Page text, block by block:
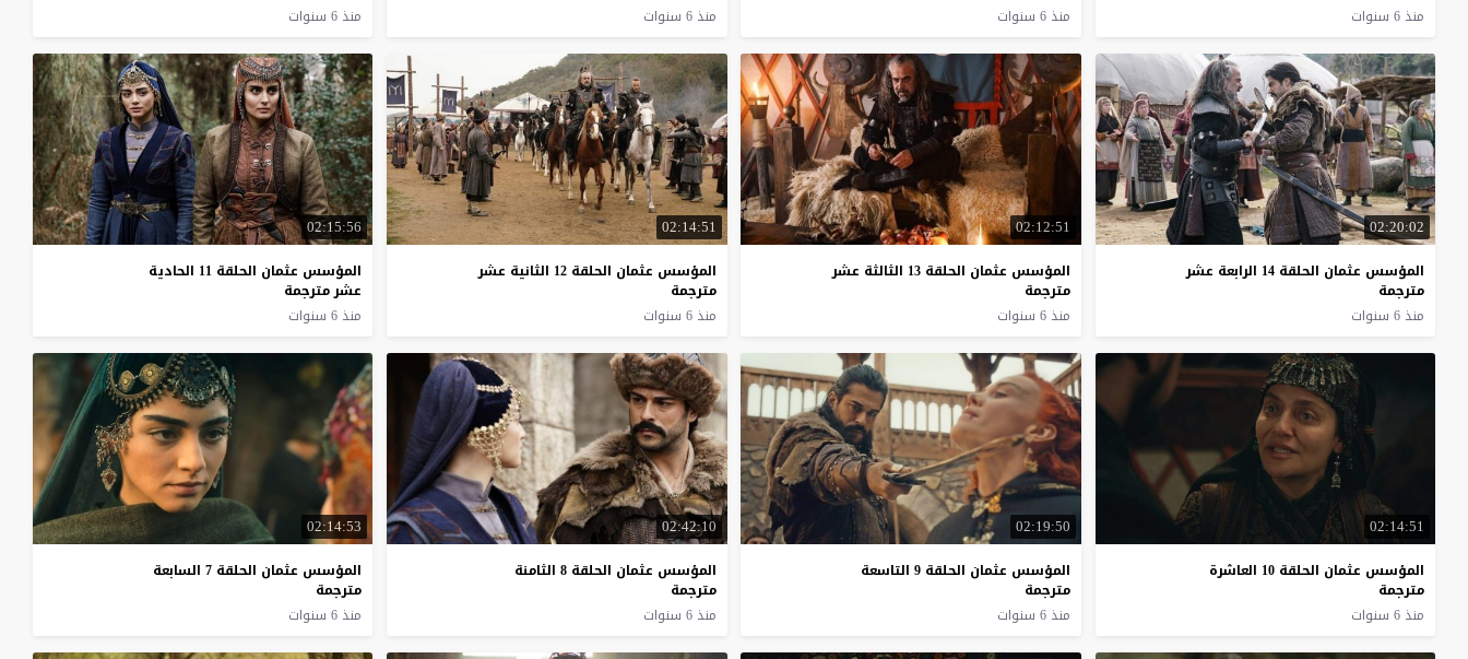
منذ 6 سنوات
منذ 6 سنوات
منذ 6 سنوات
منذ 6 سنوات
02:20:02
المؤسس عثمان الحلقة 14 الرابعة عشر
مترجمة
منذ 6 سنوات
02:12:51
المؤسس عثمان الحلقة 13 الثالثة عشر
مترجمة
منذ 6 سنوات
02:14:51
المؤسس عثمان الحلقة 12 الثانية عشر
مترجمة
منذ 6 سنوات
02:15:56
المؤسس عثمان الحلقة 11 الحادية
عشر مترجمة
منذ 6 سنوات
02:14:51
المؤسس عثمان الحلقة 10 العاشرة
مترجمة
منذ 6 سنوات
02:19:50
المؤسس عثمان الحلقة 9 التاسعة
مترجمة
منذ 6 سنوات
02:42:10
المؤسس عثمان الحلقة 8 الثامنة
مترجمة
منذ 6 سنوات
02:14:53
المؤسس عثمان الحلقة 7 السابعة
مترجمة
منذ 6 سنوات